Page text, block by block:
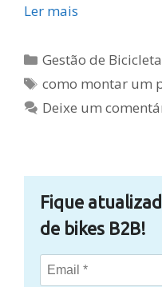
Ler mais
Categorias
Gestão de
Tags
como montar um
Deixe um
Fique
de bikes B2B!